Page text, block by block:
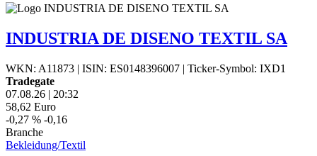
INDUSTRIA DE DISENO TEXTIL SA
WKN: A11873 | ISIN: ES0148396007 | Ticker-Symbol: IXD1
Tradegate
07.08.26 | 20:32
58,62 Euro
-0,27 % -0,16
Branche
Bekleidung/Textil